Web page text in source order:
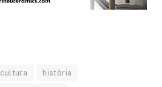
cultura història